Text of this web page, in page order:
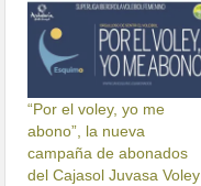
“Por el voley, yo me
abono”, la nueva
campaña de abonados
del Cajasol Juvasa Voley